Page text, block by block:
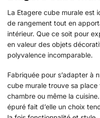
La Etagere cube murale est
de rangement tout en
intérieur. Que ce soit pour
en valeur des objets
polyvalence incomparable.
Fabriquée pour s’adapter à
cube murale trouve sa
chambre ou même la
épuré fait d’elle un choix